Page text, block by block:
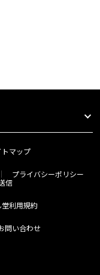
マップ
プライバシーポリシー
信
堂利用規約
問い合わせ